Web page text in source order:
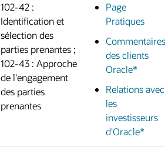
102-42 :
Identification et
sélection des
parties prenantes ;
102-43 : Approche
de l'engagement
des parties
prenantes
Page
Pratiques
Commentaires
des clients
Oracle*
Relations avec
les
investisseurs
d'Oracle*